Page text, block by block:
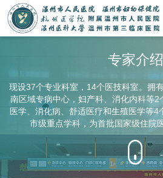
专家介绍
现设37个专业科室，14个医技科室。拥
南区域专病中心，妇产科、消化内科等
医学、消化病、舒适医疗和生殖医学等
市级重点学科，为首批国家级住院